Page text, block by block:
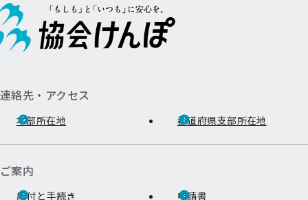
連絡先・アクセス
本部所在地 都道府県支部所在地
ご案内
給付と手続き 申請書